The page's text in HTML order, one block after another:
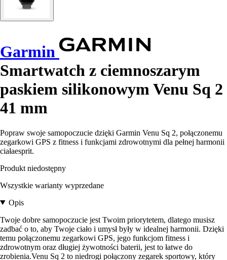
Garmin
Smartwatch z ciemnoszarym
paskiem silikonowym Venu Sq 2
41 mm
Popraw swoje samopoczucie dzięki Garmin Venu Sq 2, połączonemu
zegarkowi GPS z fitness i funkcjami zdrowotnymi dla pełnej harmonii
ciałaesprit.
Produkt niedostępny
Wszystkie warianty wyprzedane
Opis
Twoje dobre samopoczucie jest Twoim priorytetem, dlatego musisz
zadbać o to, aby Twoje ciało i umysł były w idealnej harmonii. Dzięki
temu połączonemu zegarkowi GPS, jego funkcjom fitness i
zdrowotnym oraz długiej żywotności baterii, jest to łatwe do
zrobienia.Venu Sq 2 to niedrogi połączony zegarek sportowy, który